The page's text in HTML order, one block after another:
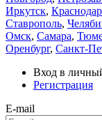
Иркутск, Краснодар
Ставрополь,
Омск, Самара,
Оренбург, Санкт-
Вход в
Регистрация
E-mail